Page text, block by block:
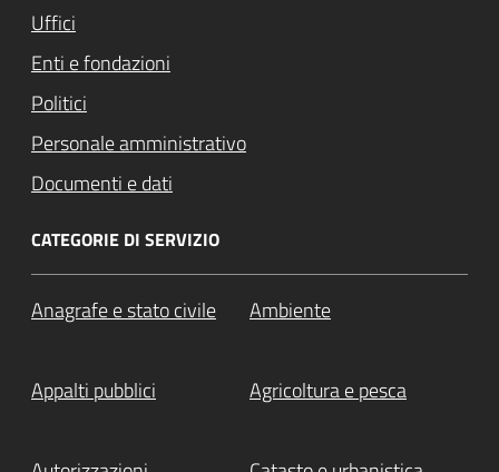
Uffici
Enti e fondazioni
Politici
Personale amministrativo
Documenti e dati
CATEGORIE DI SERVIZIO
Anagrafe e stato civile Ambiente
Appalti pubblici Agricoltura e pesca